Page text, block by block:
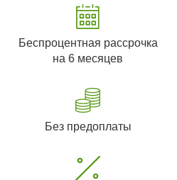
Беспроцентная рассрочка
на 6 месяцев
Без предоплаты